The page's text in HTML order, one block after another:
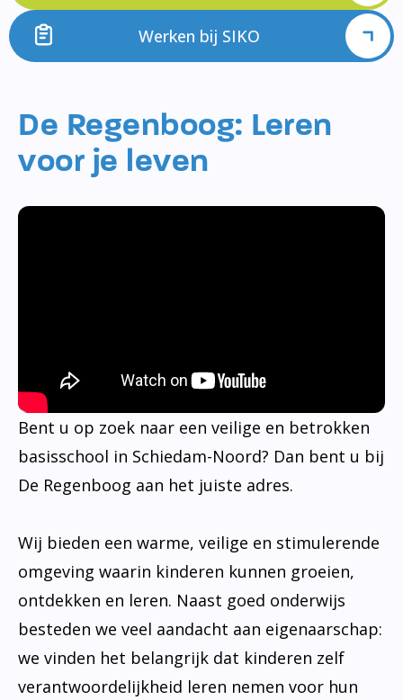
Werken bij SIKO
De Regenboog: Leren
voor je leven
Bent u op zoek naar een veilige en betrokken
basisschool in Schiedam-Noord? Dan bent u bij
De Regenboog aan het juiste adres.
Wij bieden een warme, veilige en stimulerende
omgeving waarin kinderen kunnen groeien,
ontdekken en leren. Naast goed onderwijs
besteden we veel aandacht aan eigenaarschap:
we vinden het belangrijk dat kinderen zelf
verantwoordelijkheid leren nemen voor hun